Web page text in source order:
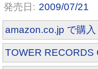
2009/07/21
amazon.co.jp で購入
TOWER RECORDS